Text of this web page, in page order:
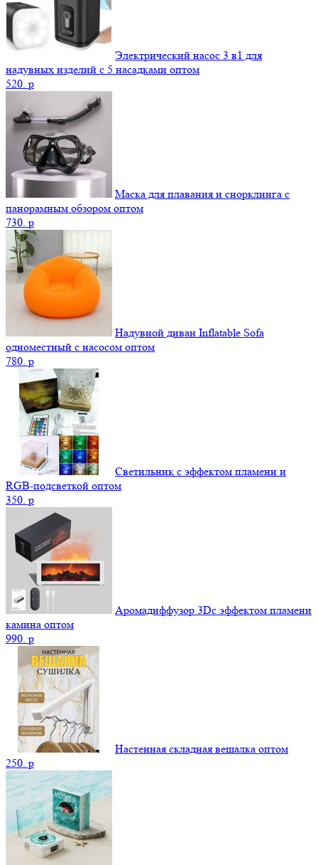
Электрический насос 3 в1 для
надувных изделий с 5 насадками оптом
520. p
Маска для плавания и снорклинга с
панорамным обзором оптом
730. p
Надувной диван Inflatable Sofa
одноместный с насосом оптом
780. p
Светильник с эффектом пламени и
RGB-подсветкой оптом
350. p
Аромадиффузор 3Dс эффектом пламени
камина оптом
990. p
Настенная складная вешалка оптом
250. p